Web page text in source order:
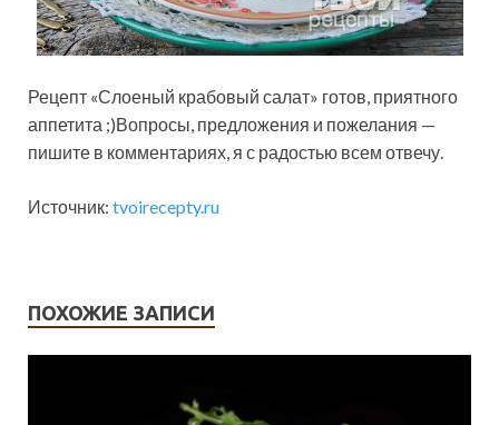
Рецепт «Слоеный крабовый салат» готов, приятного
аппетита ;)Вопросы, предложения и пожелания —
пишите в комментариях, я с радостью всем отвечу.
Источник: tvoirecepty.ru
ПОХОЖИЕ ЗАПИСИ